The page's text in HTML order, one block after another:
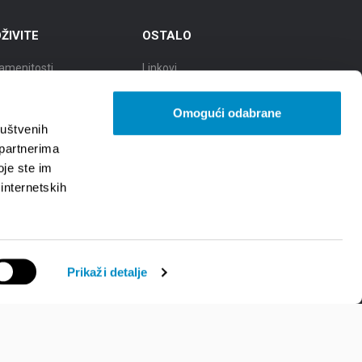
ste im
Prikaži detalje
Omogući odabrane
kulture
gastronomije
prirodnih ljepota
OSTALO
Linkovi